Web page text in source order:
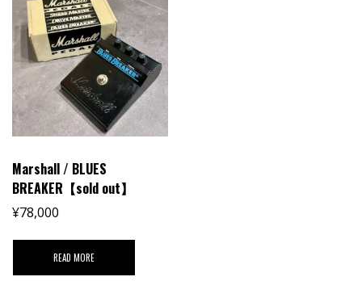
Marshall / BLUES
BREAKER【sold out】
¥78,000
READ MORE